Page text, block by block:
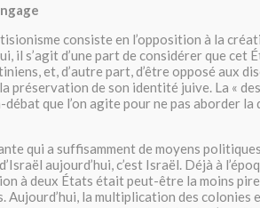
consiste en l’opposition à la
il s’agit d’une part de considérer que cet
et, d’autre part, d’être opposé aux
préservation de son identité juive. La «
que l’on agite pour ne pas aborder
qui a suffisamment de moyens
aujourd’hui, c’est Israël. Déjà à
à deux États était peut-être la moins
Aujourd’hui, la multiplication des colonies